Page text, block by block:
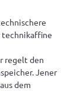
technikaffine
regelt den
Jener
dem